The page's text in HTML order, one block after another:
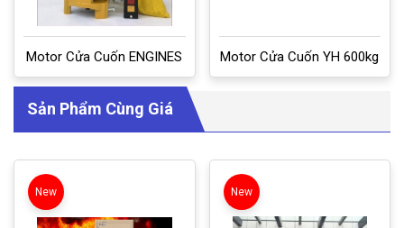
Motor Cửa Cuốn ENGINES Motor Cửa Cuốn YH 600kg
Sản Phẩm Cùng Giá
New New